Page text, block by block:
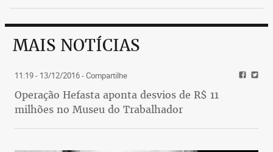
MAIS NOTÍCIAS
11:19 - 13/12/2016- Compartilhe
Operação Hefasta aponta desvios de R$ 11
milhões no Museu do Trabalhador